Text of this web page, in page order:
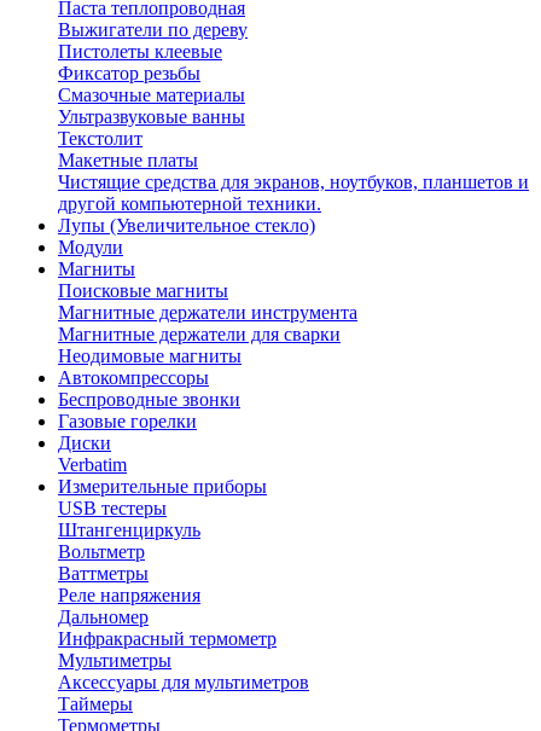
Паста теплопроводная
Выжигатели по дереву
Пистолеты клеевые
Фиксатор резьбы
Смазочные материалы
Ультразвуковые ванны
Текстолит
Макетные платы
Чистящие средства для экранов, ноутбуков, планшетов и
другой компьютерной техники.
Лупы (Увеличительное стекло)
Модули
Магниты
Поисковые магниты
Магнитные держатели инструмента
Магнитные держатели для сварки
Неодимовые магниты
Автокомпрессоры
Беспроводные звонки
Газовые горелки
Диски
Verbatim
Измерительные приборы
USB тестеры
Штангенциркуль
Вольтметр
Ваттметры
Реле напряжения
Дальномер
Инфракрасный термометр
Мультиметры
Аксессуары для мультиметров
Таймеры
Термометры